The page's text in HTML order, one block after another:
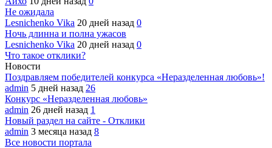
Не ожидала
Lesnichenko Vika 20 дней назад 0
Ночь длинна и полна ужасов
Lesnichenko Vika 20 дней назад 0
Что такое отклики?
Новости
Поздравляем победителей конкурса «Неразделенная любовь»!
admin 5 дней назад 26
Конкурс «Неразделенная любовь»
admin 26 дней назад 1
Новый раздел на сайте - Отклики
admin 3 месяца назад 8
Все новости портала